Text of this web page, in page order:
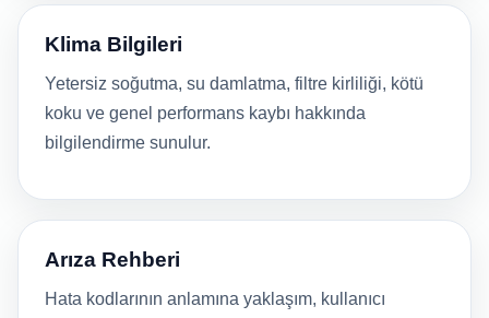
Klima Bilgileri
Yetersiz soğutma, su damlatma, filtre kirliliği, kötü
koku ve genel performans kaybı hakkında
bilgilendirme sunulur.
Arıza Rehberi
Hata kodlarının anlamına yaklaşım, kullanıcı